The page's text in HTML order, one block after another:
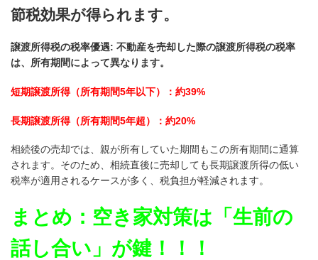
節税効果が得られます。
譲渡所得税の税率優遇: 不動産を売却した際の譲渡所得税の税率
は、所有期間によって異なります。
短期譲渡所得（所有期間5年以下）：約39%
長期譲渡所得（所有期間5年超）：約20%
相続後の売却では、親が所有していた期間もこの所有期間に通算
されます。そのため、相続直後に売却しても長期譲渡所得の低い
税率が適用されるケースが多く、税負担が軽減されます。
まとめ：空き家対策は「生前の
話し合い」が鍵！！！